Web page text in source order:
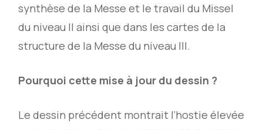
synthèse de la Messe et le travail du Missel
du niveau II ainsi que dans les cartes de la
structure de la Messe du niveau III.
Pourquoi cette mise à jour du dessin ?
Le dessin précédent montrait l’hostie élevée